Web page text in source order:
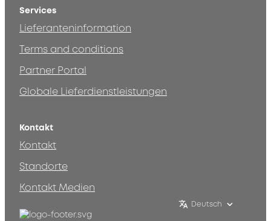
Services
Lieferanteninformation
Terms and conditions
Partner Portal
Globale Lieferdienstleistungen
Kontakt
Kontakt
Standorte
Kontakt Medien
Deutsch